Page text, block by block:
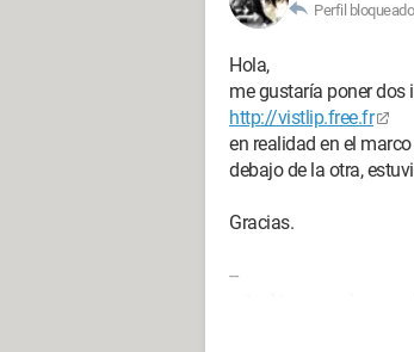
Perfil
Hola,
me gustaría poner dos
http://vistlip.free.fr
en realidad en el
debajo de la otra,
Gracias.
--